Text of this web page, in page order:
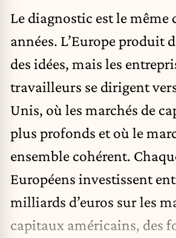
Le diagnostic est le même
années. L’Europe produit
des idées, mais les
travailleurs se dirigent
Unis, où les marchés de
plus profonds et où le
ensemble cohérent.
Européens investissent
milliards d’euros sur les
capitaux américains, des